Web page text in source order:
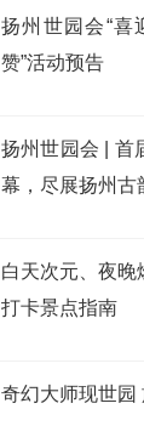
扬州世园会“喜
赞”活动预告
扬州世园会 | 首
幕，尽展扬州古
白天次元、夜晚
打卡景点指南
奇幻大师现世园